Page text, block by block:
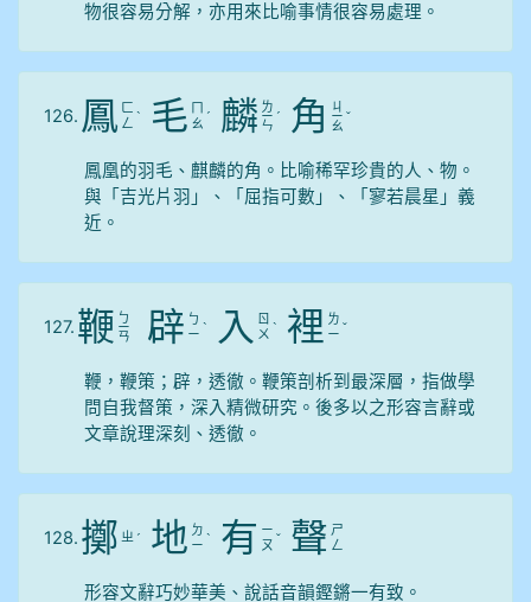
物很容易分解，亦用來比喻事情很容易處理。
126. 鳳 ㄈ
ㄥ ˋ 毛 ㄇ
ㄠ ˊ 麟 ㄌ
ㄧ
ㄣ
ˊ 角 ㄐ
ㄧ
ㄠ
ˇ
鳳凰的羽毛、麒麟的角。比喻稀罕珍貴的人、物。
與「吉光片羽」、「屈指可數」、「寥若晨星」義
近。
127. 鞭 ㄅ
ㄧ
ㄢ 辟 ㄅ
ㄧ ˋ 入
ㄖ
ㄨ ˋ 裡 ㄌ
ㄧ ˇ
鞭，鞭策；辟，透徹。鞭策剖析到最深層，指做學
問自我督策，深入精微研究。後多以之形容言辭或
文章說理深刻、透徹。
128. 擲 ㄓ ˊ 地 ㄉ
ㄧ ˋ 有 ㄧ
ㄡ ˇ 聲 ㄕ
ㄥ
形容文辭巧妙華美、說話音韻鏗鏘一有致。